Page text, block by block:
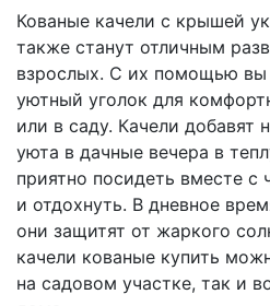
Кованые качели с крышей
также станут отличным
взрослых. С их помощью вы
уютный уголок для
или в саду. Качели добавят
уюта в дачные вечера в
приятно посидеть вместе с
и отдохнуть. В дневное
они защитят от жаркого
качели кованые купить
на садовом участке, так и